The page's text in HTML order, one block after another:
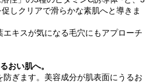
しクリアで滑らかな素肌へと導きま
キスが気になる毛穴にもアプローチ
おい肌へ。
ぎます。美容成分が肌表面にうるお